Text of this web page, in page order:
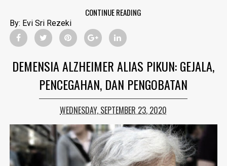
CONTINUE READING
By: Evi Sri Rezeki
DEMENSIA ALZHEIMER ALIAS PIKUN: GEJALA,
PENCEGAHAN, DAN PENGOBATAN
WEDNESDAY, SEPTEMBER 23, 2020